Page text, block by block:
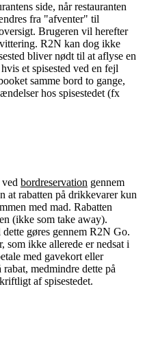
side, når restauranten
fra "afventer" til
Brugeren vil herefter
R2N kan dog ikke
bliver nødt til at aflyse en
et spisested ved en fejl
samme bord to gange,
hos spisestedet (fx
bordreservation gennem
at rabatten på drikkevarer kun
med mad. Rabatten
(ikke som take away).
gøres gennem R2N Go.
som ikke allerede er nedsat i
med gavekort eller
medmindre dette på
af spisestedet.